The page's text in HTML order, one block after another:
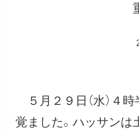
５月２９日（水）４
覚ました。ハッサンは